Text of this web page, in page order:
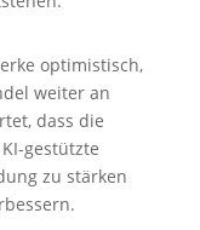
optimistisch,
weiter an
dass die
gestützte
zu stärken